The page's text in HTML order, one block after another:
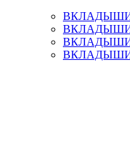
ВКЛАДЫШИ
ВКЛАДЫШИ